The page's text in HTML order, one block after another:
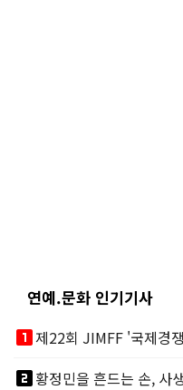
연예.문화 인기기사
looks_one제22회 JIMFF '국제경
looks_two